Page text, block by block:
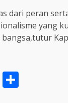
dari peran
yang
LinkedIn